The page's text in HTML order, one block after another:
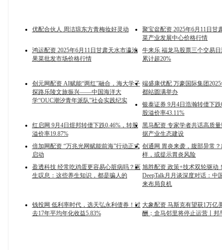
优配合伙人 周洁琼东方青梅妆好灵动
聚宝盆配资 2025年6月11日甘
菜产业发展中心价格行情
鸿运配资 2025年6月11日甘肃天水市瀛池
果菜批发市场价格行情
牛来乐 福龙马股票三个交易
累计超20%
创元网配资 AI赋能“两红”融合，海大学子
探路乐陵文旅振兴——中国海洋大
学“OUC潮汐青年派队”社会实践纪实
端盛康优配 万豪国际集团
都站圆满举办
银泰证券 9月4日浩瀚转债下跌
股溢价率43.11%
红启网 9月4日煜邦转债下跌0.46%，转股
溢价率19.87%
黑马配资 专家学者共话高质
据产业生态建设
倍加网配资 “万兆光网赋能前海”行动正式
启动
创通网 胃炎来袭，腹部异常
样，或提示胃炎风险
盈透科技 经常吃鸡蛋更容易心脏病吗？医
生叹息：这些养生知识，都是骗人的
旭胜配资 政策+技术双轮驱动
DeepTalk月月谈深度对话：中
来布局良机
钱投网 低利率时代，选天弘永利债券！过
去17年平均年化收益5.83%
大象配资 马斯克有望获1万亿
酬；盒马邻里将停止运营丨邦